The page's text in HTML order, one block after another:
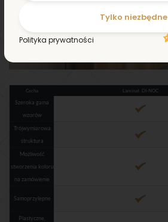
Cecha Laminat DI-NOC
Szeroka gama
wzorów
Trójwymiarowa
struktura
Możliwość
stworzenia koloru
na zamówienie
Samoprzylepne
Plastyczne,
Tylko niezbędne
Polityka prywatności